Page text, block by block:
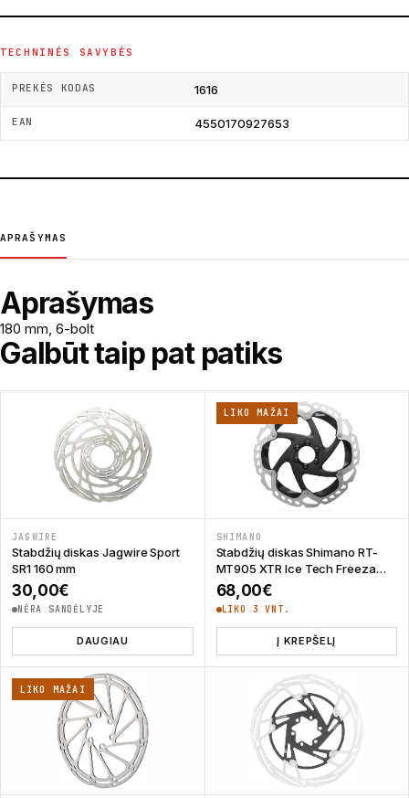
TECHNINĖS SAVYBĖS
PREKĖS KODAS 1616
EAN 4550170927653
APRAŠYMAS
Aprašymas
180 mm, 6-bolt
Galbūt taip pat patiks
JAGWIRE
Stabdžių diskas Jagwire Sport
SR1 160 mm
30,00€
NĖRA SANDĖLYJE
DAUGIAU
LIKO MAŽAI
SHIMANO
Stabdžių diskas Shimano RT-
MT905 XTR Ice Tech Freeza
180 mm
68,00€
LIKO 3 VNT.
Į KREPŠELĮ
LIKO MAŽAI